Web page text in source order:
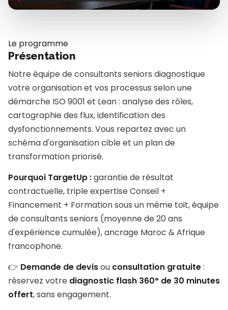
Le programme
Présentation
Notre équipe de consultants seniors diagnostique
votre organisation et vos processus selon une
démarche ISO 9001 et Lean : analyse des rôles,
cartographie des flux, identification des
dysfonctionnements. Vous repartez avec un
schéma d'organisation cible et un plan de
transformation priorisé.
Pourquoi TargetUp :garantie de résultat
contractuelle, triple expertise Conseil +
Financement + Formation sous un même toit, équipe
de consultants seniors (moyenne de 20 ans
d'expérience cumulée), ancrage Maroc & Afrique
francophone.
👉 Demande de devisou consultation gratuite:
réservez votre diagnostic flash 360° de 30 minutes
offert, sans engagement.